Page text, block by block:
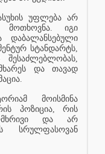
უფლება არ
იგი
დაბალანსებული
სტანდარტს,
მხარეს და თავად
მოისმინა
პოზიცია, რის
და არ
სრულფასოვან